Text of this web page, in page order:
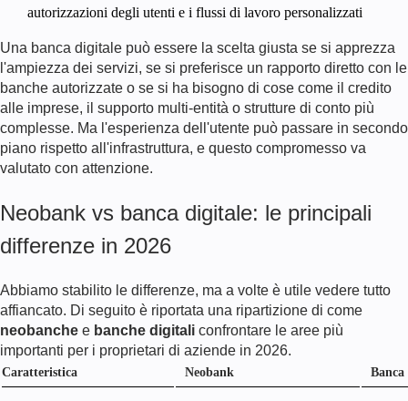
autorizzazioni degli utenti e i flussi di lavoro personalizzati
Una banca digitale può essere la scelta giusta se si apprezza
l'ampiezza dei servizi, se si preferisce un rapporto diretto con le
banche autorizzate o se si ha bisogno di cose come il credito
alle imprese, il supporto multi-entità o strutture di conto più
complesse. Ma l'esperienza dell'utente può passare in secondo
piano rispetto all'infrastruttura, e questo compromesso va
valutato con attenzione.
Neobank vs banca digitale: le principali
differenze in 2026
Abbiamo stabilito le differenze, ma a volte è utile vedere tutto
affiancato. Di seguito è riportata una ripartizione di come
neobanche e banche digitali confrontare le aree più
importanti per i proprietari di aziende in 2026.
Caratteristica Neobank